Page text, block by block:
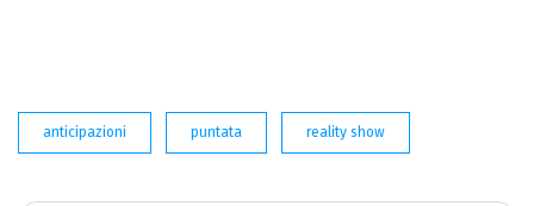
anticipazioni puntata reality show